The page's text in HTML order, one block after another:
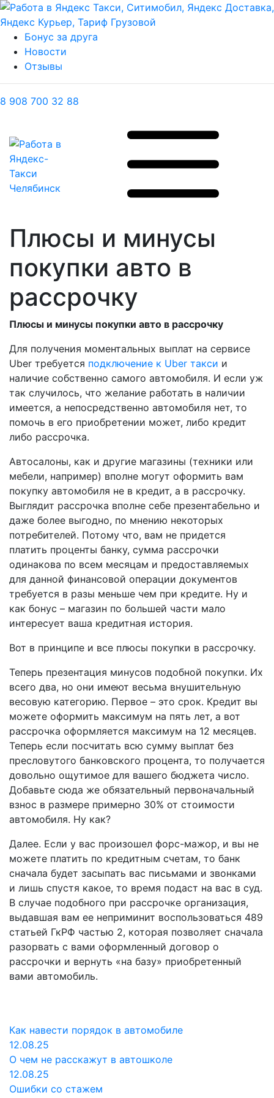
Бонус за друга
Новости
Отзывы
8 908 700 32 88
Плюсы и минусы
покупки авто в
рассрочку
Плюсы и минусы покупки авто в рассрочку
Для получения моментальных выплат на сервисе
Uber требуется подключение к Uber такси и
наличие собственно самого автомобиля. И если уж
так случилось, что желание работать в наличии
имеется, а непосредственно автомобиля нет, то
помочь в его приобретении может, либо кредит
либо рассрочка.
Автосалоны, как и другие магазины (техники или
мебели, например) вполне могут оформить вам
покупку автомобиля не в кредит, а в рассрочку.
Выглядит рассрочка вполне себе презентабельно и
даже более выгодно, по мнению некоторых
потребителей. Потому что, вам не придется
платить проценты банку, сумма рассрочки
одинакова по всем месяцам и предоставляемых
для данной финансовой операции документов
требуется в разы меньше чем при кредите. Ну и
как бонус – магазин по большей части мало
интересует ваша кредитная история.
Вот в принципе и все плюсы покупки в рассрочку.
Теперь презентация минусов подобной покупки. Их
всего два, но они имеют весьма внушительную
весовую категорию. Первое – это срок. Кредит вы
можете оформить максимум на пять лет, а вот
рассрочка оформляется максимум на 12 месяцев.
Теперь если посчитать всю сумму выплат без
пресловутого банковского процента, то получается
довольно ощутимое для вашего бюджета число.
Добавьте сюда же обязательный первоначальный
взнос в размере примерно 30% от стоимости
автомобиля. Ну как?
Далее. Если у вас произошел форс-мажор, и вы не
можете платить по кредитным счетам, то банк
сначала будет засыпать вас письмами и звонками
и лишь спустя какое, то время подаст на вас в суд.
В случае подобного при рассрочке организация,
выдавшая вам ее неприминит воспользоваться 489
статьей ГкРФ частью 2, которая позволяет сначала
разорвать с вами оформленный договор о
рассрочки и вернуть «на базу» приобретенный
вами автомобиль.
Как навести порядок в автомобиле
12.08.25
О чем не расскажут в автошколе
12.08.25
Ошибки со стажем